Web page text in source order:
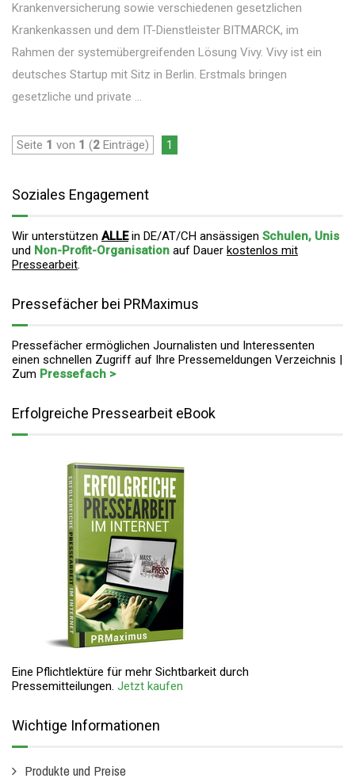
Krankenversicherung sowie verschiedenen gesetzlichen
Krankenkassen und dem IT-Dienstleister BITMARCK, im
Rahmen der systemübergreifenden Lösung Vivy. Vivy ist ein
deutsches Startup mit Sitz in Berlin. Erstmals bringen
gesetzliche und private ...
Seite 1 von 1 (2 Einträge) 1
Soziales Engagement
Wir unterstützen ALLEin DE/AT/CH ansässigen Schulen, Unis
und Non-Profit-Organisation auf Dauer kostenlos mit
Pressearbeit.
Pressefächer bei PRMaximus
Pressefächer ermöglichen Journalisten und Interessenten
einen schnellen Zugriff auf Ihre Pressemeldungen Verzeichnis |
Zum Pressefach >
Erfolgreiche Pressearbeit eBook
Eine Pflichtlektüre für mehr Sichtbarkeit durch
Pressemitteilungen. Jetzt kaufen
Wichtige Informationen
Produkte und Preise